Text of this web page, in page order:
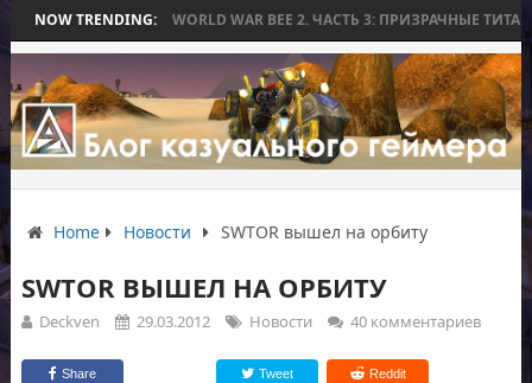
NOW TRENDING:
БИТВЫ WORLD WAR BEE 2. ЧАСТЬ 3: ПРИЗРАЧНЫЕ ТИТАНЫ И
Home Новости SWTOR вышел на орбиту
SWTOR ВЫШЕЛ НА ОРБИТУ
Deckven 29.03.2012 Новости 40 комментариев
Share Tweet Reddit